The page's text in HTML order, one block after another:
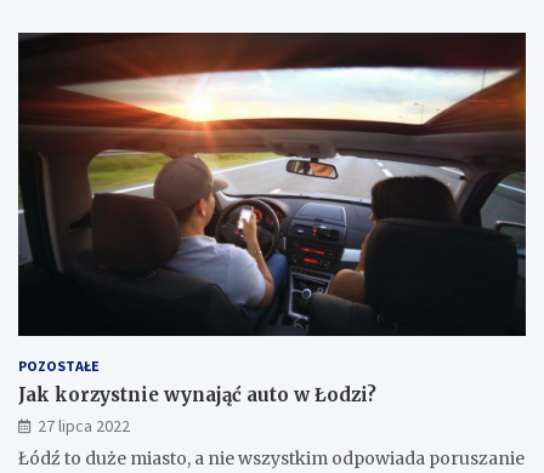
POZOSTAŁE
Jak korzystnie wynająć auto w Łodzi?
27 lipca 2022
Łódź to duże miasto, a nie wszystkim odpowiada poruszanie